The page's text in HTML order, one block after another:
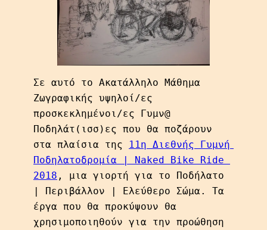
Σε αυτό το Ακατάλληλο Μάθημα
Ζωγραφικής υψηλοί/ες
προσκεκλημένοι/ες Γυμν@
Ποδηλάτ(ισσ)ες που θα ποζάρουν
στα πλαίσια της
11η Διεθνής Γυμνή
Ποδηλατοδρομία | Naked Bike Ride
2018 , μια γιορτή για το Ποδήλατο
| Περιβάλλον | Ελεύθερο Σώμα. Τα
έργα που θα προκύψουν θα
χρησιμοποιηθούν για την προώθηση